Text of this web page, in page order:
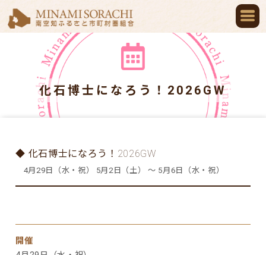
化石博士になろう！2026GW
◆ 化石博士になろう！2026GW
4月29日（水・祝） 5月2日（土） ～ 5月6日（水・祝）
開催